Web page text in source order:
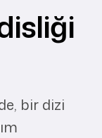
bir dizi